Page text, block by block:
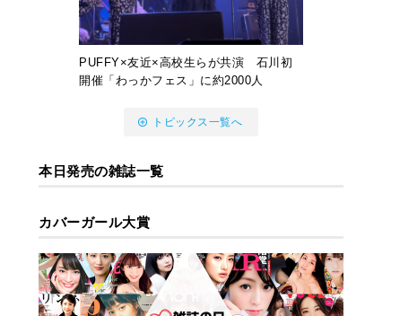
PUFFY×友近×高校生らが共演 石川初
開催「わっかフェス」に約2000人
トピックス一覧へ
本日発売の雑誌一覧
カバーガール大賞